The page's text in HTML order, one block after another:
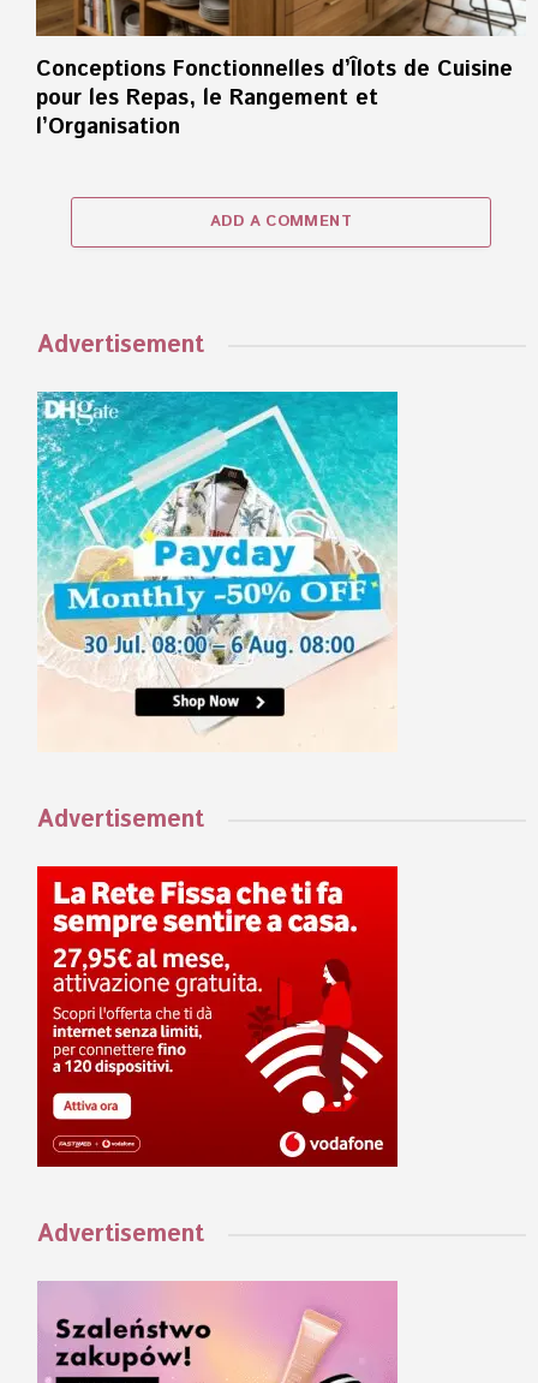
Conceptions Fonctionnelles d’Îlots de Cuisine
pour les Repas, le Rangement et
l’Organisation
ADD A COMMENT
Advertisement
Advertisement
Advertisement